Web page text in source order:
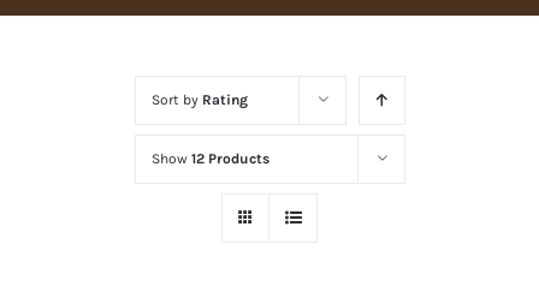
Sort by Rating
Show 12 Products